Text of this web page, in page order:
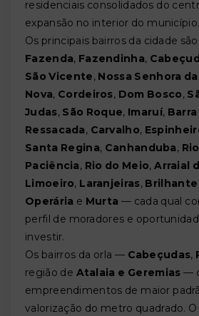
residenciais consolidados do
expansão no interior do município.
Os principais bairros da cidade são:
Fazenda, Fazendinha,
São Vicente, Nossa Senhora
Nova, Cordeiros, Dom Bosco,
Judas, São Roque, Imaruí,
Ressacada, Carvalho,
Santa Regina, Canhanduba,
Paciência, Rio do Meio,Arraial
Limoeiro, Laranjeiras, Brilhante
Operária e Murta — cada qual
perfil de moradores e
investir.
Os bairros da orla — Cabeçudas,
região de Atalaia e Geremias —
empreendimentos de maior
valorização do metro quadrado. O